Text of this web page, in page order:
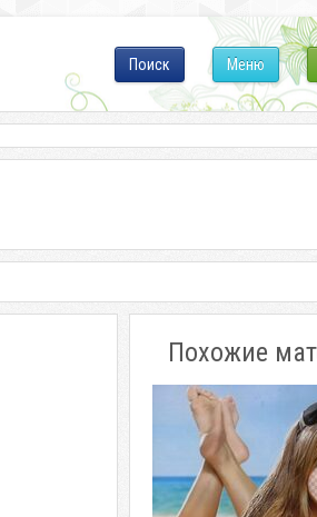
Меню
Поиск
Похожие